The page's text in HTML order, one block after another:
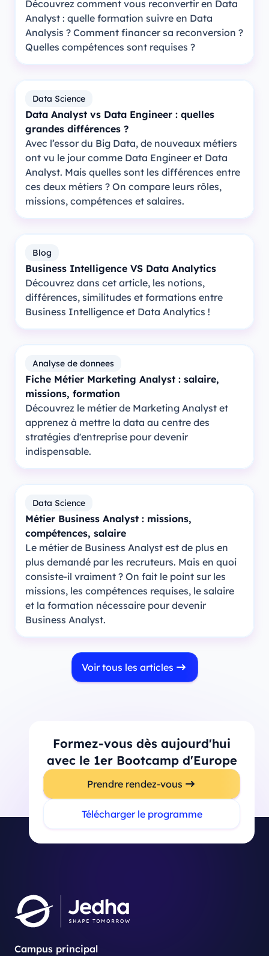
Découvrez comment vous reconvertir en Data
Analyst : quelle formation suivre en Data
Analysis ? Comment financer sa reconversion ?
Quelles compétences sont requises ?
Data Science
Data Analyst vs Data Engineer : quelles
grandes différences ?
Avec l’essor du Big Data, de nouveaux métiers
ont vu le jour comme Data Engineer et Data
Analyst. Mais quelles sont les différences entre
ces deux métiers ? On compare leurs rôles,
missions, compétences et salaires.
Blog
Business Intelligence VS Data Analytics
Découvrez dans cet article, les notions,
différences, similitudes et formations entre
Business Intelligence et Data Analytics !
Analyse de donnees
Fiche Métier Marketing Analyst : salaire,
missions, formation
Découvrez le métier de Marketing Analyst et
apprenez à mettre la data au centre des
stratégies d'entreprise pour devenir
indispensable.
Data Science
Métier Business Analyst : missions,
compétences, salaire
Le métier de Business Analyst est de plus en
plus demandé par les recruteurs. Mais en quoi
consiste-il vraiment ? On fait le point sur les
missions, les compétences requises, le salaire
et la formation nécessaire pour devenir
Business Analyst.
Voir tous les articles
Formez-vous dès aujourd'hui
avec le 1er Bootcamp d'Europe
Prendre rendez-vous
Télécharger le programme
Campus principal